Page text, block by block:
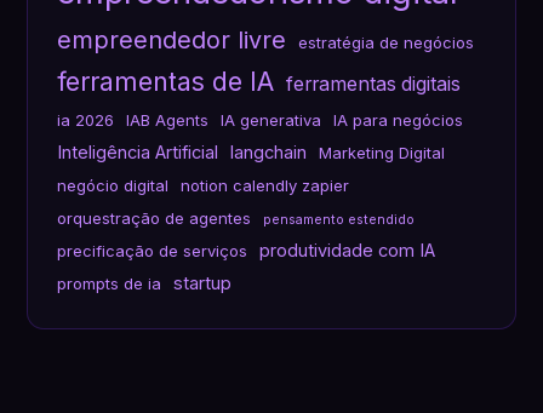
empreendedor livre estratégia de negócios
ferramentas de IA ferramentas digitais
ia 2026 IAB Agents IA generativa IA para negócios
Inteligência Artificial langchain
Marketing Digital
negócio digital
notion calendly zapier
orquestração de agentes
pensamento estendido
precificação de serviços produtividade com IA
prompts de ia startup